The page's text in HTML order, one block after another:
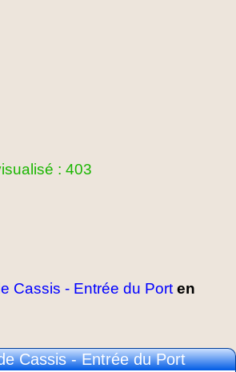
: 403
Cassis - Entrée du Port en
Cassis - Entrée du Port